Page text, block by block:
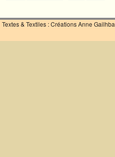
Textes & Textiles : Créations Anne